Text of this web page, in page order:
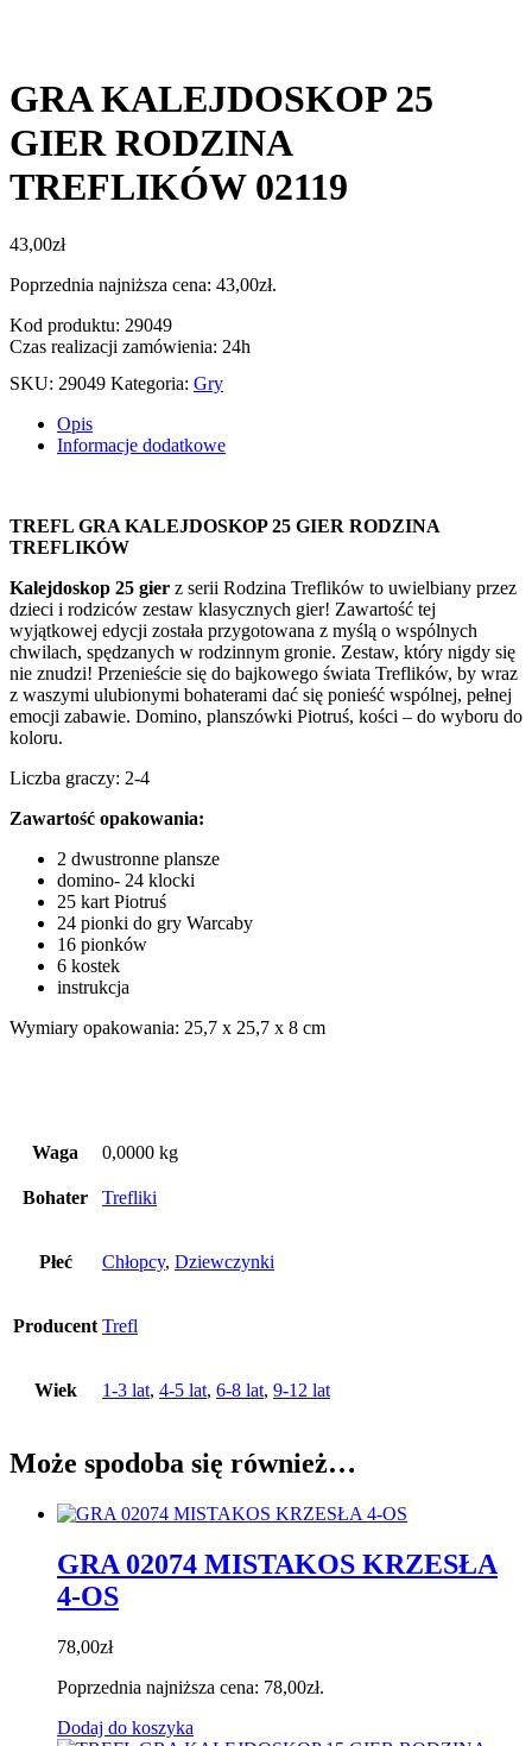
GRA KALEJDOSKOP 25
GIER RODZINA
TREFLIKÓW 02119
43,00zł
Poprzednia najniższa cena: 43,00zł.
Kod produktu: 29049
Czas realizacji zamówienia: 24h
SKU: 29049 Kategoria: Gry
Opis
Informacje dodatkowe
TREFL GRA KALEJDOSKOP 25 GIER RODZINA
TREFLIKÓW
Kalejdoskop 25 gier z serii Rodzina Treflików to uwielbiany przez
dzieci i rodziców zestaw klasycznych gier! Zawartość tej
wyjątkowej edycji została przygotowana z myślą o wspólnych
chwilach, spędzanych w rodzinnym gronie. Zestaw, który nigdy się
nie znudzi! Przenieście się do bajkowego świata Treflików, by wraz
z waszymi ulubionymi bohaterami dać się ponieść wspólnej, pełnej
emocji zabawie. Domino, planszówki Piotruś, kości – do wyboru do
koloru.
Liczba graczy: 2-4
Zawartość opakowania:
2 dwustronne plansze
domino- 24 klocki
25 kart Piotruś
24 pionki do gry Warcaby
16 pionków
6 kostek
instrukcja
Wymiary opakowania: 25,7 x 25,7 x 8 cm
Waga 0,0000 kg
Bohater Trefliki
Płeć Chłopcy, Dziewczynki
Producent Trefl
Wiek 1-3 lat, 4-5 lat, 6-8 lat, 9-12 lat
Może spodoba się również…
GRA 02074 MISTAKOS KRZESŁA
4-OS
78,00zł
Poprzednia najniższa cena: 78,00zł.
Dodaj do koszyka